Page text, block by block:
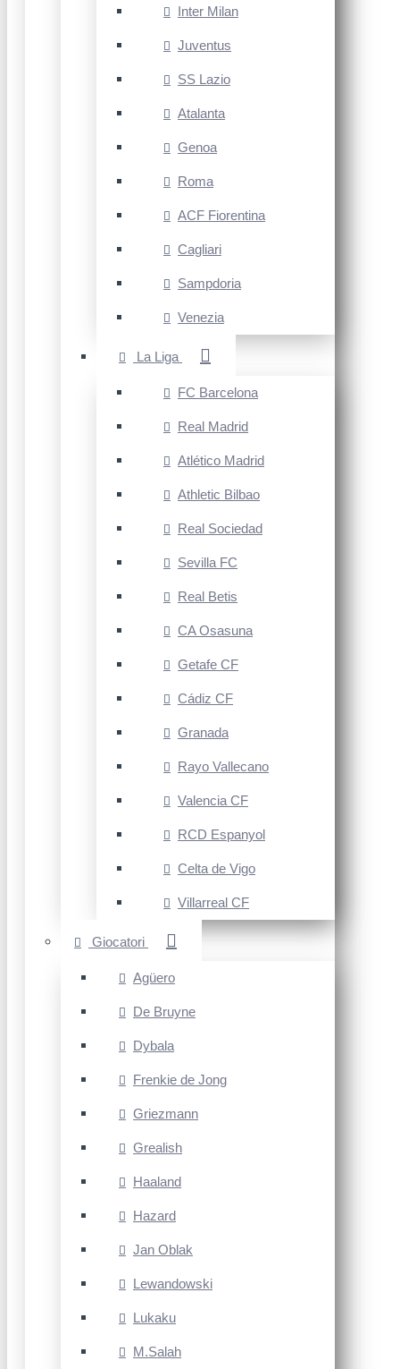
Inter Milan
Juventus
SS Lazio
Atalanta
Genoa
Roma
ACF Fiorentina
Cagliari
Sampdoria
Venezia
La Liga
FC Barcelona
Real Madrid
Atlético Madrid
Athletic Bilbao
Real Sociedad
Sevilla FC
Real Betis
CA Osasuna
Getafe CF
Cádiz CF
Granada
Rayo Vallecano
Valencia CF
RCD Espanyol
Celta de Vigo
Villarreal CF
Giocatori
Agüero
De Bruyne
Dybala
Frenkie de Jong
Griezmann
Grealish
Haaland
Hazard
Jan Oblak
Lewandowski
Lukaku
M.Salah